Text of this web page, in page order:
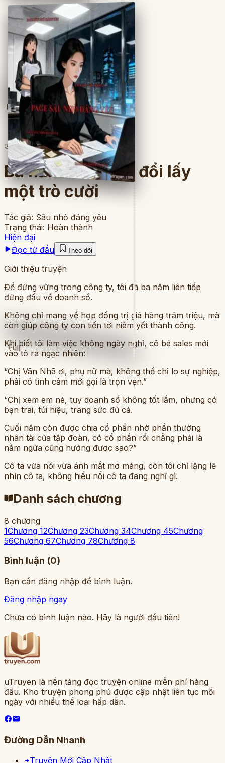
Full
Full
6lượt đọc· 8chương
Ba năm bên anh, đổi lấy
một trò cười
Tác giả: Sâu nhỏ đáng yêu
Trạng thái: Hoàn thành
Hiện đại
Đọc từ đầu
Theo dõi
Giới thiệu truyện
Để đứng vững trong công ty, tôi đã ba năm liên tiếp
đứng đầu về doanh số.
Không chỉ mang về hợp đồng trị giá hàng trăm triệu, mà
còn giúp công ty con tiến tới niêm yết thành công.
Khi biết tôi làm việc không ngày nghỉ, cô bé sales mới
vào tỏ ra ngạc nhiên:
“Chị Vân Nhã ơi, phụ nữ mà, không thể chỉ lo sự nghiệp,
phải có tình cảm mới gọi là trọn vẹn.”
“Chị xem em nè, tuy doanh số không tốt lắm, nhưng có
bạn trai, túi hiệu, trang sức đủ cả.
Cuối năm còn được chia cổ phần nhờ phần thưởng
nhân tài của tập đoàn, có cổ phần rồi chẳng phải là
nằm ngửa cũng hưởng được sao?”
Cô ta vừa nói vừa ánh mắt mơ màng, còn tôi chỉ lặng lẽ
nhìn cô ta, không hiểu nổi cô ta đang nghĩ gì.
Danh sách chương
8 chương
1Chương 12Chương 23Chương 34Chương 45Chương
56Chương 67Chương 78Chương 8
Bình luận (0)
Bạn cần đăng nhập để bình luận.
Đăng nhập ngay
Chưa có bình luận nào. Hãy là người đầu tiên!
uTruyen là nền tảng đọc truyện online miễn phí hàng
đầu. Kho truyện phong phú được cập nhật liên tục mỗi
ngày với nhiều thể loại hấp dẫn.
Đường Dẫn Nhanh
Truyện Mới Cập Nhật